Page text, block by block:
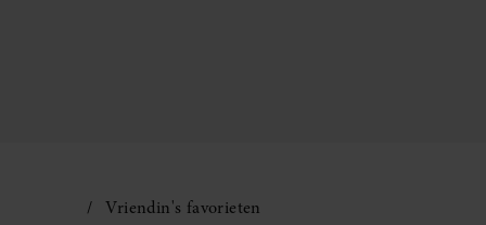
Vriendin's favorieten